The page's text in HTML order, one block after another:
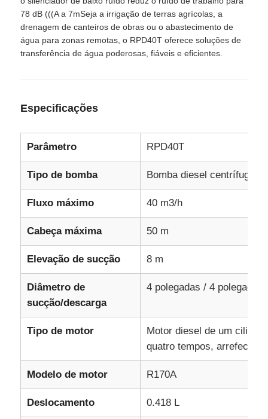
grupo gerador diesel
Conjunto Gerador Inversor
Conjunto de geradores portáteis
Grupo Gerador Industrial
Conjunto Gerador Digital
Gerador de quadro aberto
grupo de gerador à prova de som
gerador do uso da casa
Grupo de gerador do dossel
78 dB (((A a 7mSeja a irrigação de terras agrícolas, a
drenagem de canteiros de obras ou o abastecimento de
água para zonas remotas, o RPD40T oferece soluções de
transferência de água poderosas, fiáveis e eficientes.
Especificações
Parâmetro RPD40T
Tipo de bomba Bomba diesel centrífuga
Fluxo máximo 40 m3/h
Cabeça máxima 50 m
Elevação de sucção 8 m
Diâmetro de
sucção/descarga
4 polegadas / 4 polegadas
Tipo de motor
Motor diesel de um
quatro tempos, arrefecido
Modelo de motor R170A
Deslocamento 0.418 L